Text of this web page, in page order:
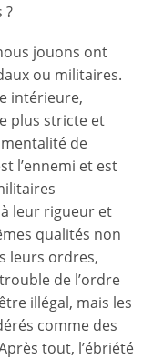
?
jouons ont
ou militaires.
intérieure,
plus stricte et
de
l’ennemi et est
leur rigueur et
qualités non
leurs ordres,
de l’ordre
illégal, mais les
comme des
tout, l’ébriété